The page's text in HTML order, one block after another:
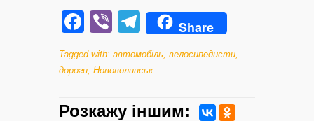
Facebook
ViberTelegram
Share
Tagged with: автомобіль велосипедисти
дороги Нововолинськ
Розкажу iншим: